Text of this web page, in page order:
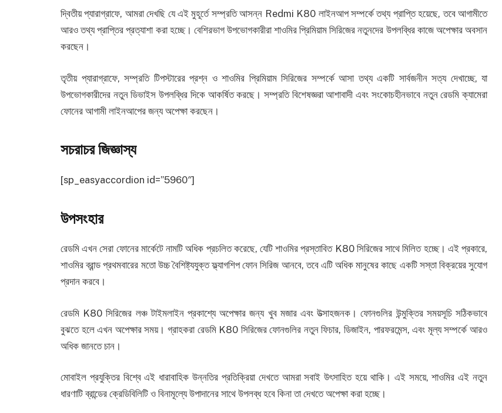
দ্বিতীয় প্যারাগ্রাফে, আমরা দেখছি যে এই মুহূর্তে সম্প্রতি আসন্ন Redmi K80 লাইনআপ সম্পর্কে তথ্য প্রাপ্তি হয়েছে, তবে আগামীতে
আরও তথ্য প্রাপ্তির প্রত্যাশা করা হচ্ছে। বেশিরভাগ উপভোগকারীরা শাওমির প্রিমিয়াম সিরিজের নতুনদের উপলব্ধির কাজে অপেক্ষার অবসান
করছেন।
তৃতীয় প্যারাগ্রাফে, সম্প্রতি টিপস্টারের প্রশ্ন ও শাওমির প্রিমিয়াম সিরিজের সম্পর্কে আসা তথ্য একটি সার্বজনীন সত্য দেখাচ্ছে, যা
উপভোগকারীদের নতুন ডিভাইস উপলব্ধির দিকে আকর্ষিত করছে। সম্প্রতি বিশেষজ্ঞরা আশাবাদী এবং সংকোচহীনভাবে নতুন রেডমি ক্যামেরা
ফোনের আগামী লাইনআপের জন্য অপেক্ষা করছেন।
সচরাচর জিজ্ঞাস্য
[sp_easyaccordion id=”5960″]
উপসংহার
রেডমি এখন সেরা ফোনের মার্কেটে নামটি অধিক প্রচলিত করেছে, যেটি শাওমির প্রস্তাবিত K80 সিরিজের সাথে মিলিত হচ্ছে। এই প্রকারে,
শাওমির ব্রান্ড প্রথমবারের মতো উচ্চ বৈশিষ্ট্যযুক্ত ফ্ল্যাগশিপ ফোন সিরিজ আনবে, তবে এটি অধিক মানুষের কাছে একটি সস্তা বিক্রয়ের সুযোগ
প্রদান করবে।
রেডমি K80 সিরিজের লঞ্চ টাইমলাইন প্রকাশ্যে অপেক্ষার জন্য খুব মজার এবং উত্সাহজনক। ফোনগুলির উন্মুক্তির সময়সূচি সঠিকভাবে
বুঝতে হলে এখন অপেক্ষার সময়। গ্রাহকরা রেডমি K80 সিরিজের ফোনগুলির নতুন ফিচার, ডিজাইন, পারফরমেন্স, এবং মূল্য সম্পর্কে আরও
অধিক জানতে চান।
মোবাইল প্রযুক্তির বিশ্বে এই ধারাবাহিক উন্নতির প্রতিক্রিয়া দেখতে আমরা সবাই উৎসাহিত হয়ে থাকি। এই সময়ে, শাওমির এই নতুন
ধারণাটি ব্রান্ডের ক্রেডিবিলিটি ও বিনামূল্যে উপাদানের সাথে উপলব্ধ হবে কিনা তা দেখতে অপেক্ষা করা হচ্ছে।